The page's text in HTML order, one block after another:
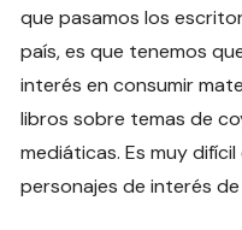
que pasamos los
país, es que tenemos
interés en consumir
libros sobre temas de
mediáticas. Es muy
personajes de interés